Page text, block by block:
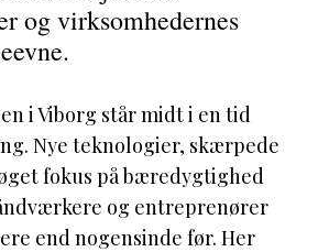
og virksomhedernes
i Viborg står midt i en tid
Nye teknologier, skærpede
fokus på bæredygtighed
og entreprenører
end nogensinde før. Her